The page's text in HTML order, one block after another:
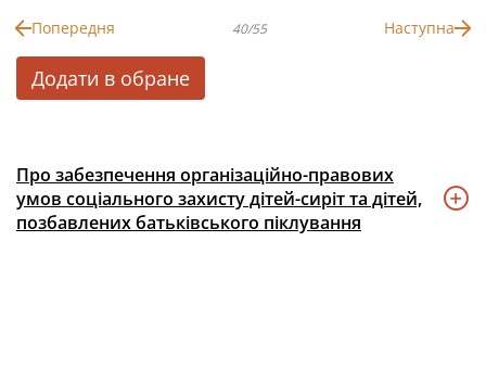
Попередня 40/55 Наступна
Додати в обране
Про забезпечення організаційно-правових
умов соціального захисту дітей-сиріт та дітей,
позбавлених батьківського піклування